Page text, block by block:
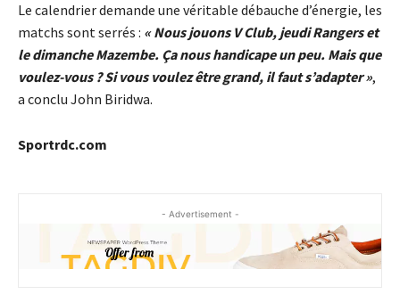
Le calendrier demande une véritable débauche d’énergie, les
matchs sont serrés : « Nous jouons V Club, jeudi Rangers et
le dimanche Mazembe. Ça nous handicape un peu. Mais que
voulez-vous ? Si vous voulez être grand, il faut s’adapter »,
a conclu John Biridwa.
Sportrdc.com
- Advertisement -